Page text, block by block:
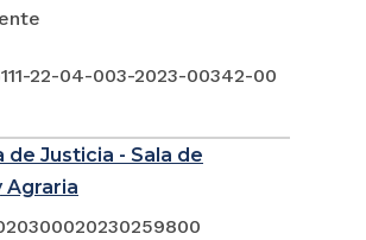
22-04-003-2023-00342-00
Justicia - Sala de
Agraria